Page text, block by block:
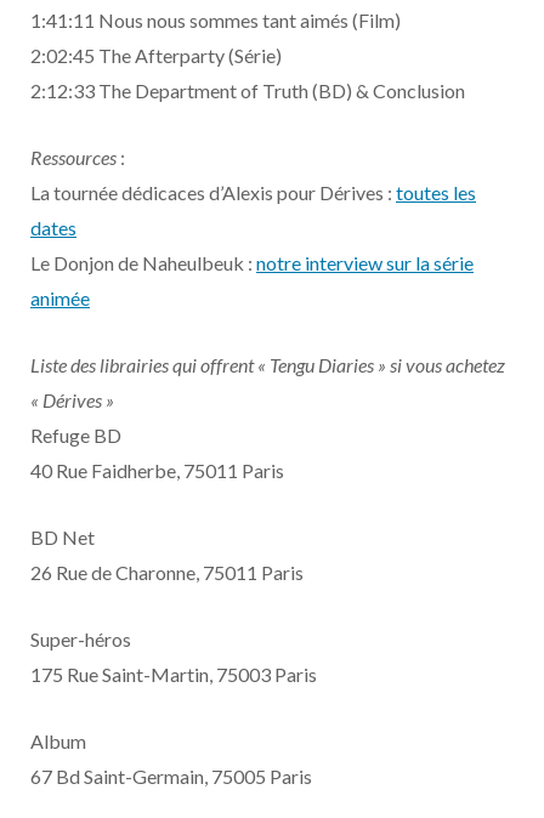
1:41:11 Nous nous sommes tant aimés (Film)
2:02:45 The Afterparty (Série)
2:12:33 The Department of Truth (BD) & Conclusion
Ressources :
La tournée dédicaces d’Alexis pour Dérives : toutes les
dates
Le Donjon de Naheulbeuk : notre interview sur la série
animée
Liste des librairies qui offrent « Tengu Diaries » si vous achetez
« Dérives »
Refuge BD
40 Rue Faidherbe, 75011 Paris
BD Net
26 Rue de Charonne, 75011 Paris
Super-héros
175 Rue Saint-Martin, 75003 Paris
Album
67 Bd Saint-Germain, 75005 Paris